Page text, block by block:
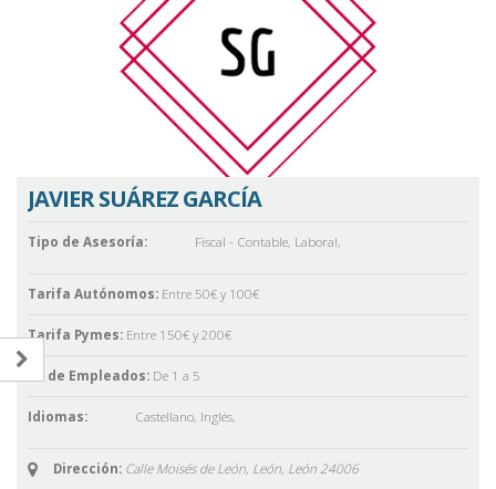
JAVIER SUÁREZ GARCÍA
Tipo de Asesoría: Fiscal - Contable, Laboral,
Tarifa Autónomos: Entre 50€ y 100€
Tarifa Pymes: Entre 150€ y 200€
Nº de Empleados: De 1 a 5
Idiomas: Castellano, Inglés,
Dirección: Calle Moisés de León, León, León 24006